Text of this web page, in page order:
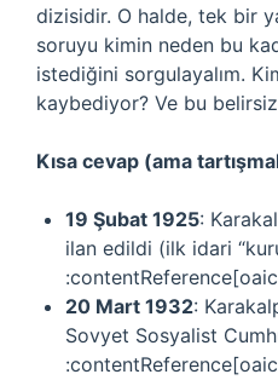
dizisidir. O halde, tek bir
soruyu kimin neden bu
istediğini sorgulayalım.
kaybediyor? Ve bu
Kısa cevap (ama
19 Şubat 1925:
ilan edildi (ilk idari
20 Mart 1932:
Sovyet Sosyalist